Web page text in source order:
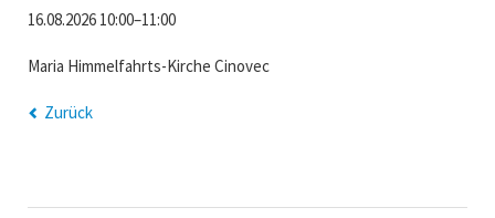
16.08.2026 10:00–11:00
Maria Himmelfahrts-Kirche Cinovec
Zurück